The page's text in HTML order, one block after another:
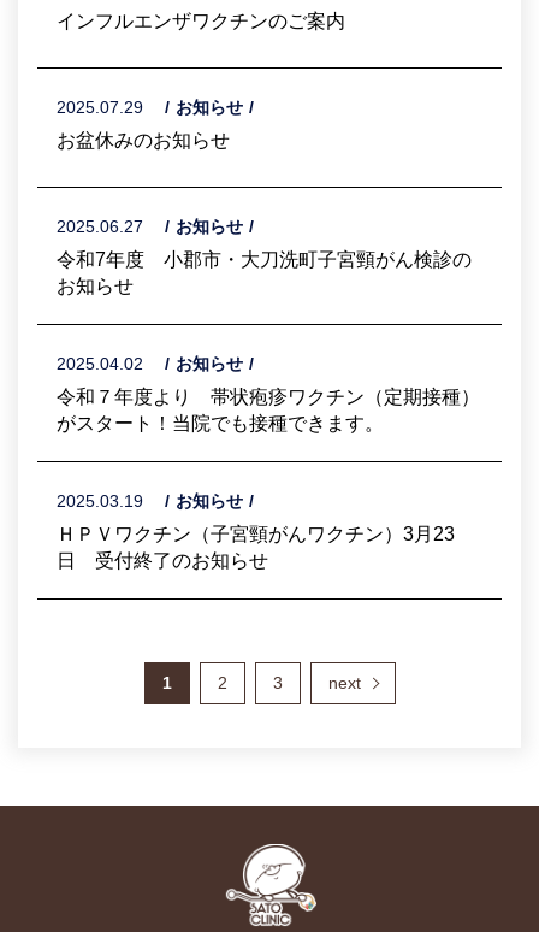
インフルエンザワクチンのご案内
2025.07.29 お知らせ
お盆休みのお知らせ
2025.06.27 お知らせ
令和7年度 小郡市・大刀洗町子宮頸がん検診の
お知らせ
2025.04.02 お知らせ
令和７年度より 帯状疱疹ワクチン（定期接種）
がスタート！当院でも接種できます。
2025.03.19 お知らせ
ＨＰＶワクチン（子宮頸がんワクチン）3月23
日 受付終了のお知らせ
1 2 3 next